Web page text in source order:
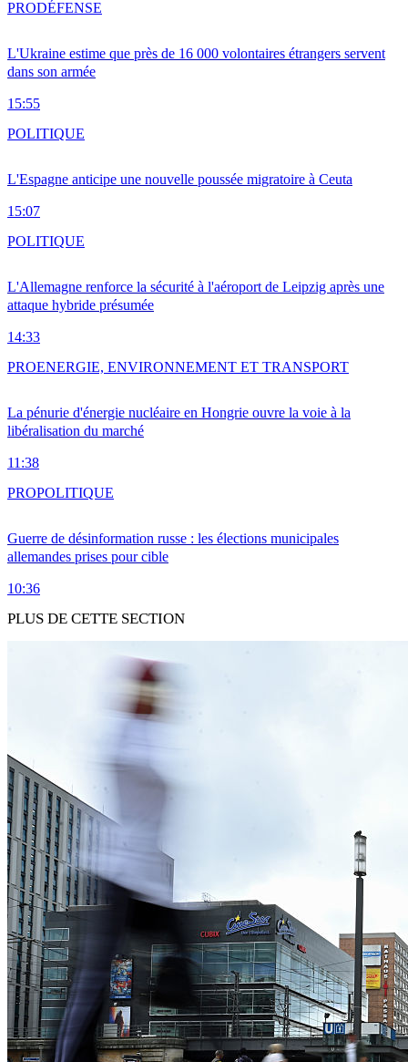
L'Ukraine estime que près de 16 000 volontaires étrangers servent
dans son armée
15:55
PRODÉFENSE
L'Espagne anticipe une nouvelle poussée migratoire à Ceuta
15:07
POLITIQUE
L'Allemagne renforce la sécurité à l'aéroport de Leipzig après une
attaque hybride présumée
14:33
POLITIQUE
La pénurie d'énergie nucléaire en Hongrie ouvre la voie à la
libéralisation du marché
11:38
PROENERGIE, ENVIRONNEMENT ET TRANSPORT
Guerre de désinformation russe : les élections municipales
allemandes prises pour cible
10:36
PROPOLITIQUE
PLUS DE CETTE SECTION